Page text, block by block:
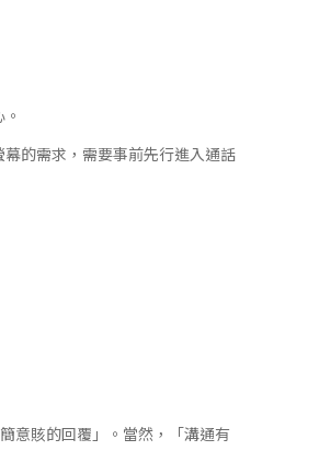
的需求，需要事前先行進入通話
意賅的回覆」。當然，「溝通有